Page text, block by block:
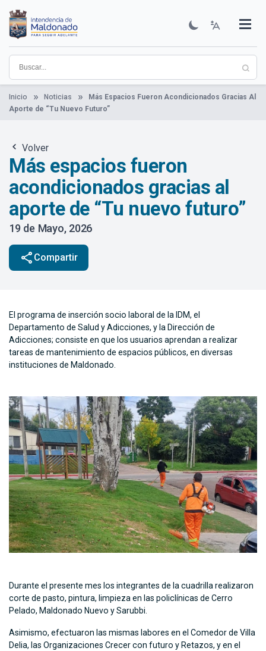
contenido
principal
Institucional
Municipios
Descubre Maldonado
Comunicación
Servicios
Guía De Trámites
Ver Noticias
Inicio Noticias
Más Espacios Fueron Acondicionados Gracias Al
Aporte de “Tu Nuevo Futuro”
Volver
Más espacios fueron
acondicionados gracias al
aporte de “Tu nuevo futuro”
19 de Mayo, 2026
share Compartir
El programa de inserción socio laboral de la IDM, el
Departamento de Salud y Adicciones, y la Dirección de
Adicciones; consiste en que los usuarios aprendan a realizar
tareas de mantenimiento de espacios públicos, en diversas
instituciones de Maldonado.
Durante el presente mes los integrantes de la cuadrilla realizaron
corte de pasto, pintura, limpieza en las policlínicas de Cerro
Pelado, Maldonado Nuevo y Sarubbi.
Asimismo, efectuaron las mismas labores en el Comedor de Villa
Delia, las Organizaciones Crecer con futuro y Retazos, y en el